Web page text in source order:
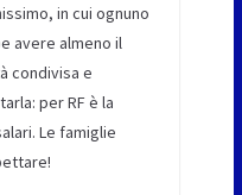
in cui ognuno
avere almeno il
condivisa e
per RF è la
Le famiglie